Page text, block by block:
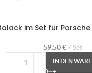
im Set für Porsche
59,50€ Set
IN DEN